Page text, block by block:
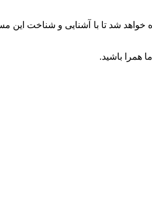
شد تا با آشنایی و شناخت این
همرا باشید.